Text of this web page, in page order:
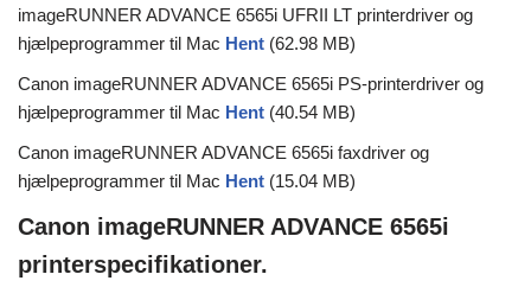
imageRUNNER ADVANCE 6565i UFRII LT printerdriver og
hjælpeprogrammer til Mac Hent (62.98 MB)
Canon imageRUNNER ADVANCE 6565i PS-printerdriver og
hjælpeprogrammer til Mac Hent (40.54 MB)
Canon imageRUNNER ADVANCE 6565i faxdriver og
hjælpeprogrammer til Mac Hent (15.04 MB)
Canon imageRUNNER ADVANCE 6565i
printerspecifikationer.